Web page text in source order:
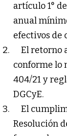
artículo 1°
anual
efectivos de
El retorno
conforme lo
404/21 y
DGCyE.
El
Resolución